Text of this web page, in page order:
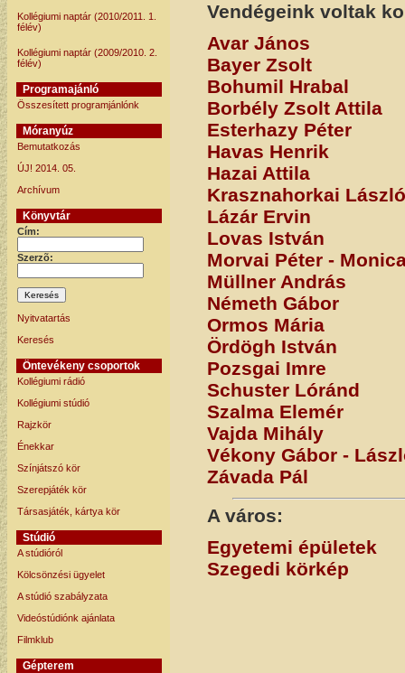
Kollégiumi naptár (2010/2011. 1.
félév)
Kollégiumi naptár (2009/2010. 2.
félév)
Programajánló
Összesített programjánlónk
Móranyúz
Bemutatkozás
ÚJ! 2014. 05.
Archívum
Könyvtár
Cím:
Szerzõ:
Nyitvatartás
Keresés
Öntevékeny csoportok
Kollégiumi rádió
Kollégiumi stúdió
Rajzkör
Énekkar
Színjátszó kör
Szerepjáték kör
Társasjáték, kártya kör
Stúdió
A stúdióról
Kölcsönzési ügyelet
A stúdió szabályzata
Videóstúdiónk ajánlata
Filmklub
Gépterem
Vendégeink voltak
Avar János
Bayer Zsolt
Bohumil Hrabal
Borbély Zsolt Attila
Esterhazy Péter
Havas Henrik
Hazai Attila
Krasznahorkai László
Lázár Ervin
Lovas István
Morvai Péter -
Müllner András
Németh Gábor
Ormos Mária
Ördögh István
Pozsgai Imre
Schuster Lóránd
Szalma Elemér
Vajda Mihály
Vékony Gábor -
Závada Pál
A város:
Egyetemi épületek
Szegedi körkép